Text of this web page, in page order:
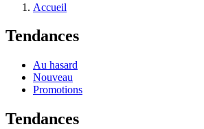
Accueil
Tendances
Au hasard
Nouveau
Promotions
Tendances